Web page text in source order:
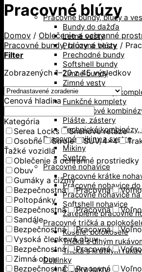
Pracovné bundy, blúzy a
Bundy do dažďa
Letné vesty
Pracovné blúzy
Prechodné bundy
Softshell bundy
Zimné bundy
Zimné vesty
Pracovné kombinézy,
Funkčné komplety
Monterkové
Plášte, zástery
Technické kombinézy,
Pracovné mikiny a svetre
Mikiny
Svetre
Pracovné nohavice
Pracovné krátke
Pracovné nohavice do
Pracovné nohavice
Softshell nohavice
Zateplené pracovné
Pracovné tričká a
Košele, polokošele
Tričká s dlhým
Tričká s krátkym
Doplnky
Čiapky, kukly
Pracovné blúzy
Domov / Oblečenie a ochranné
Pracovné bundy, blúzy a vesty /
Filter
Zobrazených 1–20 z 45 výsledkov
Cenová hladina
Kategória
Serea Locks
Snehové reťaze
Osobné
Stroje SUV/4x4
Ťažké vozidlá
Oblečenie a ochranné prostriedky
Obuv
Gumáky a čižmy
Bezpečnostná
Pracovná
Poltopánky
Bezpečnostná
Pracovná
Sandále
Bezpečnostná
Pracovná
Vysoká členková obuv
Bezpečnostná
Pracovná
Zimná obuv
Bezpečnostná
Pracovná